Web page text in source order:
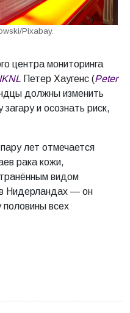
Pixabay.
центра мониторинга
IKNL Петер Хаугенс (Peter
должны изменить
и осознать риск,
лет отмечается
рака кожи,
видом
в Нидерландах — он
половины всех